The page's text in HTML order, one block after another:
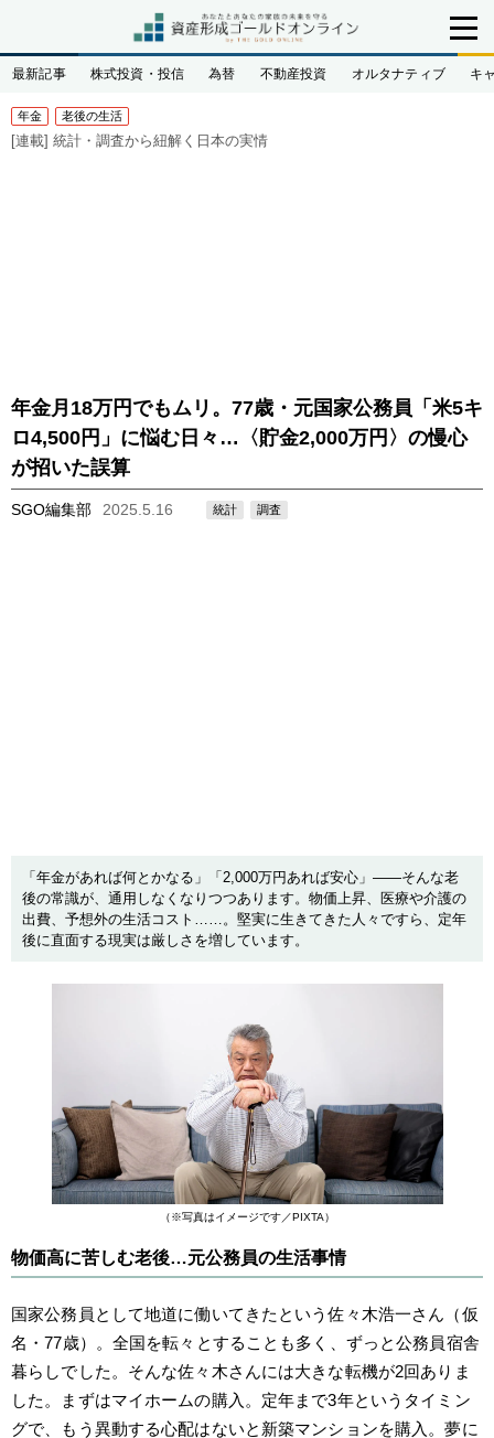
最新記事 株式投資・投信 為替 不動産投資 オルタナティブ キ
年金 老後の生活
[連載] 統計・調査から紐解く日本の実情
年金月18万円でもムリ。77歳・元国家公務員「米5キ
ロ4,500円」に悩む日々…〈貯金2,000万円〉の慢心
が招いた誤算
SGO編集部 2025.5.16 統計 調査
「年金があれば何とかなる」「2,000万円あれば安心」――そんな老
後の常識が、通用しなくなりつつあります。物価上昇、医療や介護の
出費、予想外の生活コスト……。堅実に生きてきた人々ですら、定年
後に直面する現実は厳しさを増しています。
（※写真はイメージです／PIXTA）
物価高に苦しむ老後…元公務員の生活事情
国家公務員として地道に働いてきたという佐々木浩一さん（仮
名・77歳）。全国を転々とすることも多く、ずっと公務員宿舎
暮らしでした。そんな佐々木さんには大きな転機が2回ありま
した。まずはマイホームの購入。定年まで3年というタイミン
グで、もう異動する心配はないと新築マンションを購入。夢に